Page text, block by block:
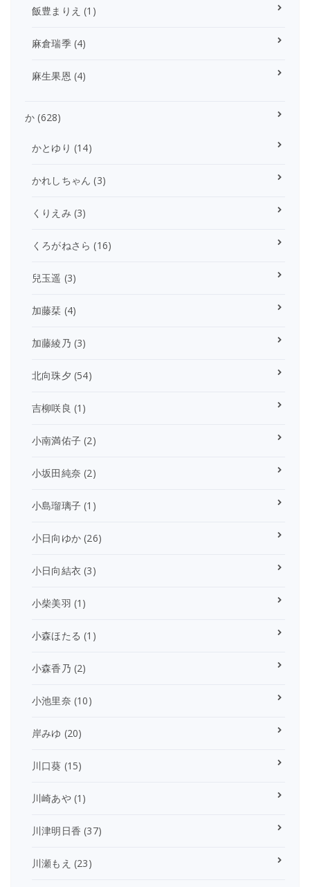
飯豊まりえ (1)
麻倉瑞季(4)
麻生果恩 (4)
か (628)
かとゆり (14)
かれしちゃん (3)
くりえみ (3)
くろがねさら (16)
兒玉遥 (3)
加藤栞 (4)
加藤綾乃 (3)
北向珠夕 (54)
吉柳咲良 (1)
小南満佑子 (2)
小坂田純奈 (2)
小島瑠璃子 (1)
小日向ゆか (26)
小日向結衣 (3)
小柴美羽 (1)
小森ほたる (1)
小森香乃 (2)
小池里奈 (10)
岸みゆ (20)
川口葵 (15)
川崎あや(1)
川津明日香 (37)
川瀬もえ (23)